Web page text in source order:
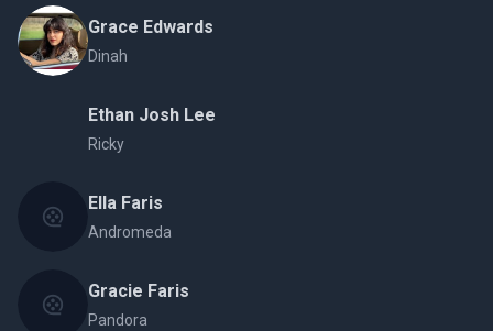
Grace Edwards
Dinah
Ethan Josh Lee
Ricky
Ella Faris
Andromeda
Gracie Faris
Pandora